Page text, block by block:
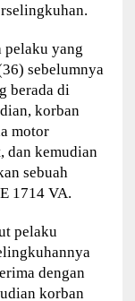
yang
sebelumnya
berada di
korban
motor
dan kemudian
sebuah
1714 VA.
pelaku
dengan
korban